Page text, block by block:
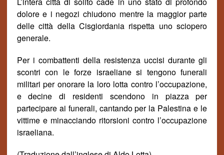
dolore e i negozi chiudono mentre la maggior parte
delle città della Cisgiordania rispetta uno sciopero
generale.
Per i combattenti della resistenza uccisi durante gli
scontri con le forze israeliane si tengono funerali
militari per onorare la loro lotta contro l’occupazione,
e decine di residenti scendono in piazza per
partecipare ai funerali, cantando per la Palestina e le
vittime e minacciando ritorsioni contro l’occupazione
israeliana.